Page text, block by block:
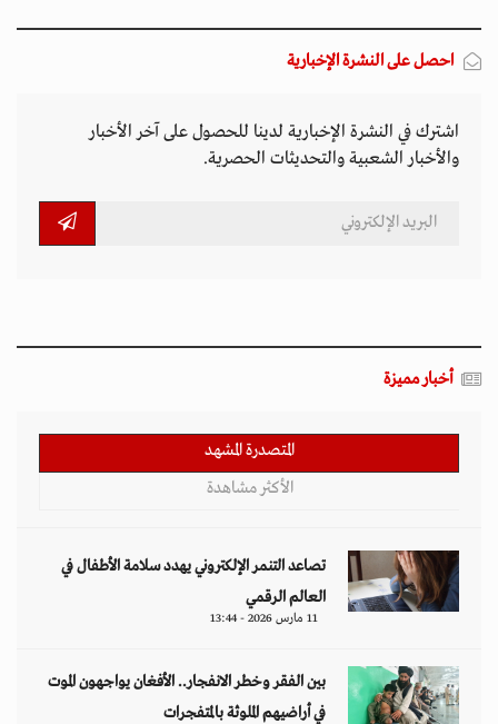
احصل على النشرة الإخبارية
اشترك في النشرة الإخبارية لدينا للحصول على آخر الأخبار
والأخبار الشعبية والتحديثات الحصرية.
أخبار مميزة
المتصدرة المشهد
الأكثر مشاهدة
تصاعد التنمر الإلكتروني يهدد سلامة الأطفال في
العالم الرقمي
11 مارس 2026 - 13:44
بين الفقر وخطر الانفجار.. الأفغان يواجهون الموت
في أراضيهم الملوثة بالمتفجرات